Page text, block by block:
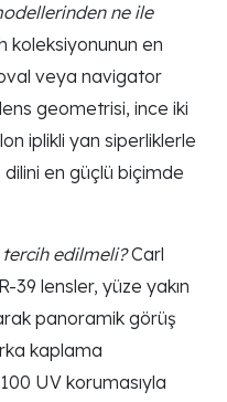
ne ile
koleksiyonunun en
oval veya navigator
geometrisi, ince iki
iplikli yan siperliklerle
en güçlü biçimde
edilmeli?Carl
39 lensler, yüze yakın
panoramik görüş
kaplama
UV korumasıyla